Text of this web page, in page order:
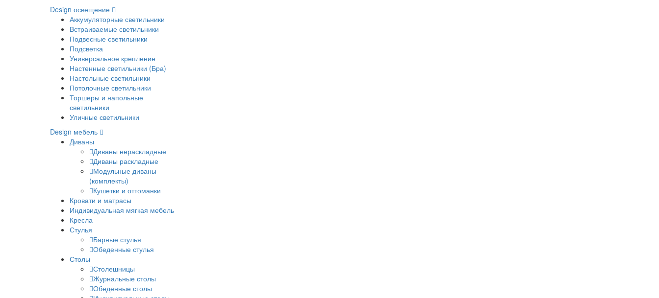
Design освещение
Аккумуляторные светильники
Встраиваемые светильники
Подвесные светильники
Подсветка
Универсальное крепление
Настенные светильники (Бра)
Настольные светильники
Потолочные светильники
Торшеры и напольные
светильники
Уличные светильники
Design мебель
Диваны
Диваны нераскладные
Диваны раскладные
Модульные диваны
(комплекты)
Кушетки и оттоманки
Кровати и матрасы
Индивидуальная мягкая мебель
Кресла
Стулья
Барные стулья
Обеденные стулья
Столы
Столешницы
Журнальные столы
Обеденные столы